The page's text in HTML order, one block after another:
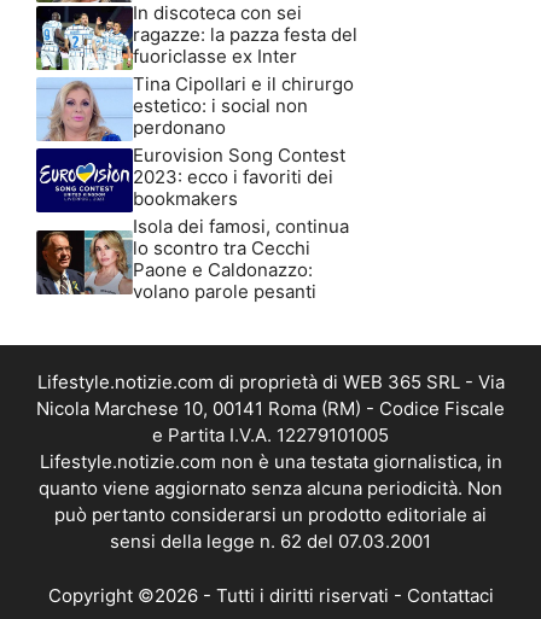
In discoteca con sei
ragazze: la pazza festa del
fuoriclasse ex Inter
Tina Cipollari e il chirurgo
estetico: i social non
perdonano
Eurovision Song Contest
2023: ecco i favoriti dei
bookmakers
Isola dei famosi, continua
lo scontro tra Cecchi
Paone e Caldonazzo:
volano parole pesanti
Lifestyle.notizie.com di proprietà di WEB 365 SRL - Via
Nicola Marchese 10, 00141 Roma (RM) - Codice Fiscale
e Partita I.V.A. 12279101005
Lifestyle.notizie.com non è una testata giornalistica, in
quanto viene aggiornato senza alcuna periodicità. Non
può pertanto considerarsi un prodotto editoriale ai
sensi della legge n. 62 del 07.03.2001
Copyright ©2026 - Tutti i diritti riservati - Contattaci